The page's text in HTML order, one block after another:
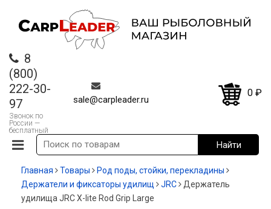
8
(800)
222-30-
97
Звонок по
России —
бесплатный
sale@carpleader.ru
0 ₽
Главная Товары
Род поды, стойки, перекладины
Держатели и фиксаторы удилищ
JRC
Держатель
удилища JRC X-lite Rod Grip Large